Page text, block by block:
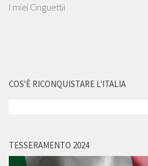
I miei Cinguettii
COS'È RICONQUISTARE L'ITALIA
TESSERAMENTO 2024